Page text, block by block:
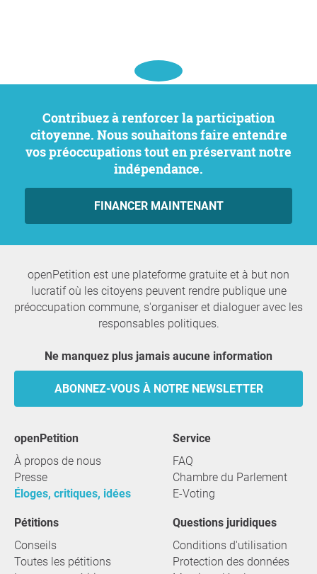
Contribuez à renforcer la participation
citoyenne. Nous souhaitons faire entendre
vos préoccupations tout en préservant notre
indépendance.
FINANCER MAINTENANT
openPetition est une plateforme gratuite et à but non
lucratif où les citoyens peuvent rendre publique une
préoccupation commune, s'organiser et dialoguer avec les
responsables politiques.
Ne manquez plus jamais aucune information
ABONNEZ-VOUS À NOTRE NEWSLETTER
openPetition
À propos de nous
Presse
Éloges, critiques, idées
service
FAQ
Chambre du Parlement
E-Voting
Pétitions
Conseils
Toutes les pétitions
Questions juridiques
Conditions d'utilisation
Protection des données